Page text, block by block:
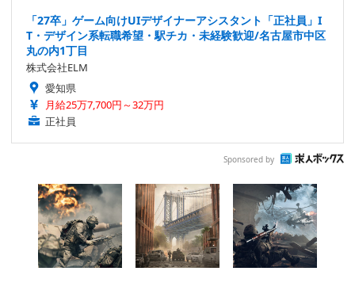
「27卒」ゲーム向けUIデザイナーアシスタント「正社員」I
T・デザイン系転職希望・駅チカ・未経験歓迎/名古屋市中区
丸の内1丁目
株式会社ELM
愛知県
月給25万7,700円～32万円
正社員
Sponsored by